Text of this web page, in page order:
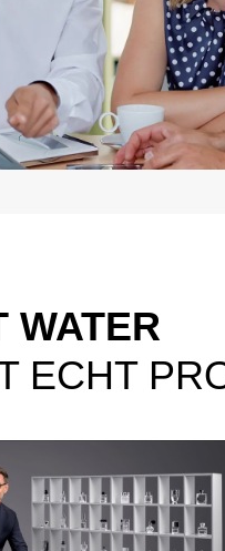
WATER
ECHT